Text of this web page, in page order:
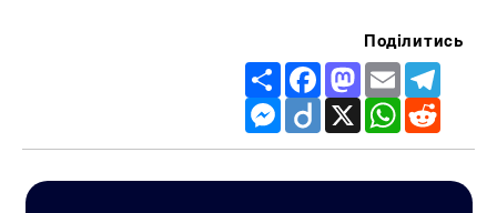
Поділитись
Share FacebookMastodon
Email
Messenger
Diigo X WhatsApp